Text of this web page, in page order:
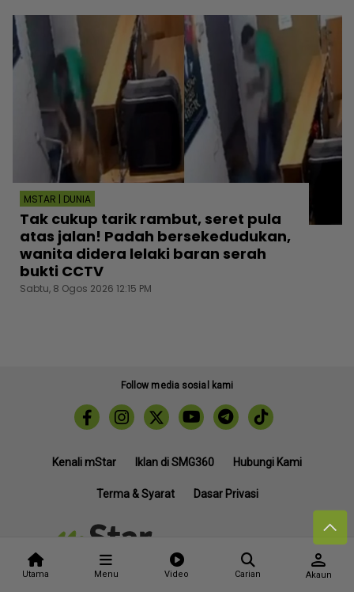
Utama Menu Video Carian
person
Akaun
MSTAR | DUNIA
Tak cukup tarik rambut, seret pula
atas jalan! Padah bersekedudukan,
wanita didera lelaki baran serah
bukti CCTV
Sabtu, 8 Ogos 2026 12:15 PM
Follow media sosial kami
Kenali mStar Iklan di SMG360 Hubungi Kami
Terma & Syarat Dasar Privasi
Lebih hot, viral dan sensasi